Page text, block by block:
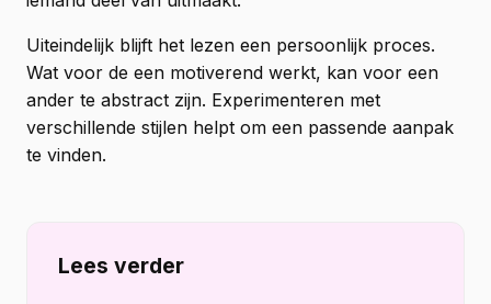
Uiteindelijk blijft het lezen een persoonlijk proces.
Wat voor de een motiverend werkt, kan voor een
ander te abstract zijn. Experimenteren met
verschillende stijlen helpt om een passende aanpak
te vinden.
Lees verder